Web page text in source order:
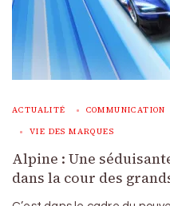
ACTUALITÉ COMMUNICATION
VIE DES MARQUES
Alpine : Une
dans la cour des